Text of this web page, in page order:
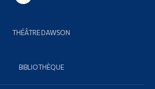
THÉÂTRE DAWSON
BIBLIOTHÈQUE